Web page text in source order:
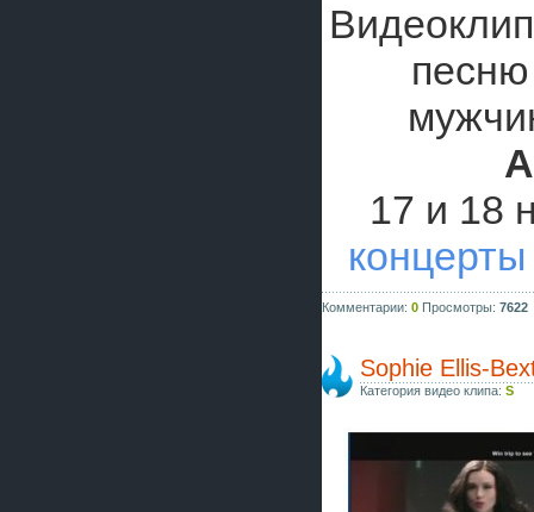
17 и 18
Комментарии: 0 Просмотры: 7622
Sophie Ellis-
Категория видео клипа: S